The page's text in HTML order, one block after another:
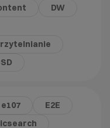
DW
e107
E2E